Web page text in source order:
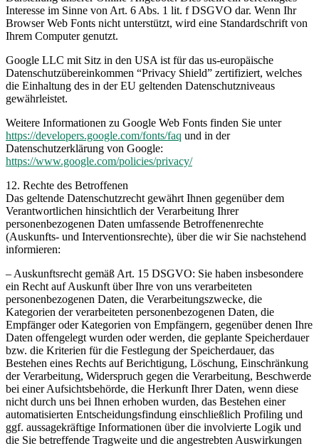
Interesse im Sinne von Art. 6 Abs. 1 lit. f DSGVO dar. Wenn Ihr
Browser Web Fonts nicht unterstützt, wird eine Standardschrift von
Ihrem Computer genutzt.
Google LLC mit Sitz in den USA ist für das us-europäische
Datenschutzübereinkommen “Privacy Shield” zertifiziert, welches
die Einhaltung des in der EU geltenden Datenschutzniveaus
gewährleistet.
Weitere Informationen zu Google Web Fonts finden Sie unter
https://developers.google.com/fonts/faq und in der
Datenschutzerklärung von Google:
https://www.google.com/policies/privacy/
12. Rechte des Betroffenen
Das geltende Datenschutzrecht gewährt Ihnen gegenüber dem
Verantwortlichen hinsichtlich der Verarbeitung Ihrer
personenbezogenen Daten umfassende Betroffenenrechte
(Auskunfts- und Interventionsrechte), über die wir Sie nachstehend
informieren:
– Auskunftsrecht gemäß Art. 15 DSGVO: Sie haben insbesondere
ein Recht auf Auskunft über Ihre von uns verarbeiteten
personenbezogenen Daten, die Verarbeitungszwecke, die
Kategorien der verarbeiteten personenbezogenen Daten, die
Empfänger oder Kategorien von Empfängern, gegenüber denen Ihre
Daten offengelegt wurden oder werden, die geplante Speicherdauer
bzw. die Kriterien für die Festlegung der Speicherdauer, das
Bestehen eines Rechts auf Berichtigung, Löschung, Einschränkung
der Verarbeitung, Widerspruch gegen die Verarbeitung, Beschwerde
bei einer Aufsichtsbehörde, die Herkunft Ihrer Daten, wenn diese
nicht durch uns bei Ihnen erhoben wurden, das Bestehen einer
automatisierten Entscheidungsfindung einschließlich Profiling und
ggf. aussagekräftige Informationen über die involvierte Logik und
die Sie betreffende Tragweite und die angestrebten Auswirkungen